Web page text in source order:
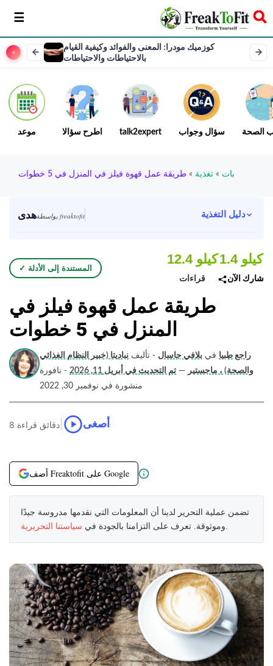
سخر
كوزميك مودرا: المعنى والفوائد وكيفية القيام
بالاحتياطات والاحتياطات
موعد اطرح سؤالا talk2expert سؤال وجواب الصحة
بات » تغذية » طريقة عمل قهوة فيلز في المنزل في 5 خطوات
هدى بواسطة freaktofit دليل التغذية
✓ المستندة إلى الأدلة
12.4 كيلو
قراءات
1.4 كيلو
شارك الآن
طريقة عمل قهوة فيلز في
المنزل في 5 خطوات
راجع طبيا في بلافي جاسال - تأليف نباديتا (خبير النظام الغذائي
والصحة) ، ماجستير — تم التحديث في أبريل 11, 2026
- نافورة
منشورة في نوفمبر 30, 2022
8 دقائق قراءة أصغى
أضف Freaktofit على Google
تضمن عملية التحرير لدينا أن المعلومات التي نقدمها مدروسة جيدًا
وموثوقة. تعرف على التزامنا بالجودة في سياستنا التحريرية